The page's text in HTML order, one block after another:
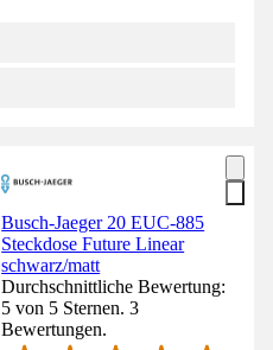
Busch-Jaeger 20 EUC-885
Steckdose Future Linear
schwarz/matt
Durchschnittliche Bewertung:
5 von 5 Sternen. 3
Bewertungen.